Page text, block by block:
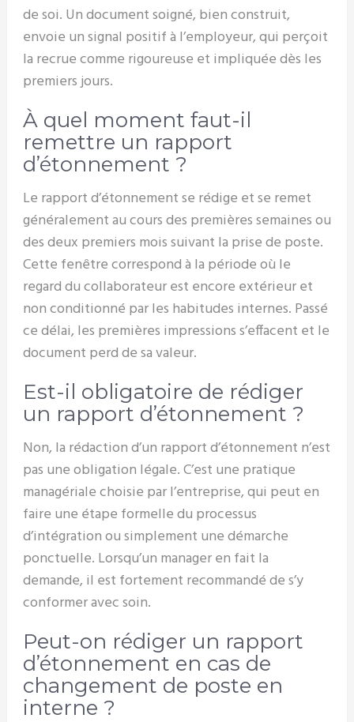
de soi. Un document soigné, bien construit,
envoie un signal positif à l’employeur, qui perçoit
la recrue comme rigoureuse et impliquée dès les
premiers jours.
À quel moment faut-il
remettre un rapport
d’étonnement ?
Le rapport d’étonnement se rédige et se remet
généralement au cours des premières semaines ou
des deux premiers mois suivant la prise de poste.
Cette fenêtre correspond à la période où le
regard du collaborateur est encore extérieur et
non conditionné par les habitudes internes. Passé
ce délai, les premières impressions s’effacent et le
document perd de sa valeur.
Est-il obligatoire de rédiger
un rapport d’étonnement ?
Non, la rédaction d’un rapport d’étonnement n’est
pas une obligation légale. C’est une pratique
managériale choisie par l’entreprise, qui peut en
faire une étape formelle du processus
d’intégration ou simplement une démarche
ponctuelle. Lorsqu’un manager en fait la
demande, il est fortement recommandé de s’y
conformer avec soin.
Peut-on rédiger un rapport
d’étonnement en cas de
changement de poste en
interne ?